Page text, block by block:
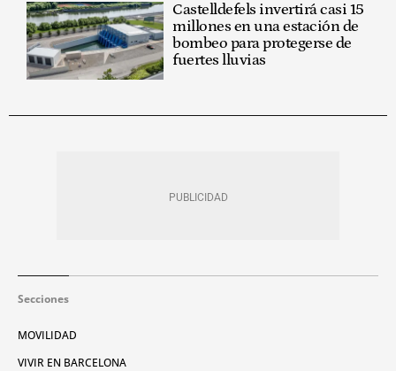
Castelldefels invertirá casi 15
millones en una estación de
bombeo para protegerse de
fuertes lluvias
Secciones
MOVILIDAD
VIVIR EN BARCELONA